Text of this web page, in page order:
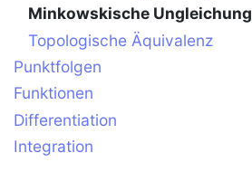
Minkowskische Ungleichung
Topologische Äquivalenz
Punktfolgen
Funktionen
Differentiation
Integration